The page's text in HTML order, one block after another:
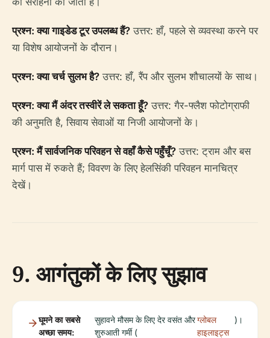
प्रश्न: क्या गाइडेड टूर उपलब्ध हैं? उत्तर: हाँ, पहले से व्यवस्था करने पर
या विशेष आयोजनों के दौरान।
प्रश्न: क्या चर्च सुलभ है? उत्तर: हाँ, रैंप और सुलभ शौचालयों के साथ।
प्रश्न: क्या मैं अंदर तस्वीरें ले सकता हूँ? उत्तर: गैर-फ्लैश फोटोग्राफी
की अनुमति है, सिवाय सेवाओं या निजी आयोजनों के।
प्रश्न: मैं सार्वजनिक परिवहन से वहाँ कैसे पहुँचूँ? उत्तर: ट्राम और बस
मार्ग पास में रुकते हैं; विवरण के लिए हेलसिंकी परिवहन मानचित्र
देखें।
9. आगंतुकों के लिए सुझाव
घूमने का सबसे
अच्छा समय:
सुहावने मौसम के लिए देर वसंत और
शुरुआती गर्मी (
ग्लोबल
हाइलाइट्स
)।